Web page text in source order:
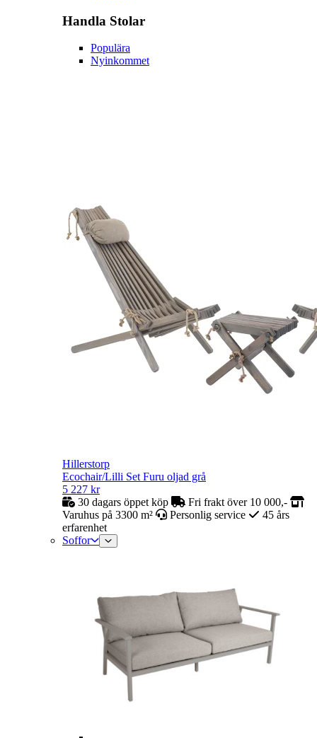
Handla Stolar
Populära
Nyinkommet
Hillerstorp
Ecochair/Lilli Set Furu oljad grå
5 227 kr
30 dagars öppet köp
Fri frakt över 10 000,-
Varuhus på 3300 m²
Personlig service
45 års
erfarenhet
Soffor